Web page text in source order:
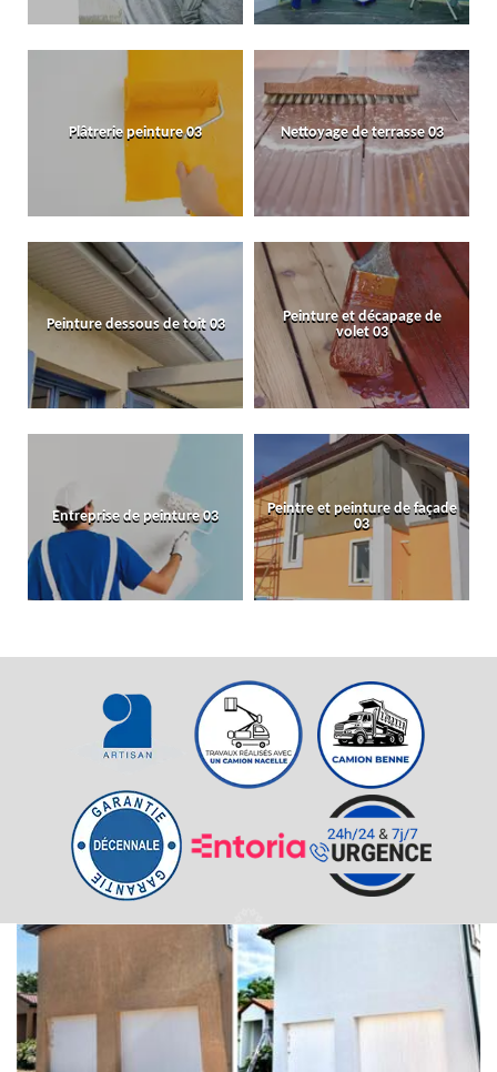
Plâtrerie peinture 03 Nettoyage de terrasse 03
Peinture dessous de toit 03
Peinture et décapage de
volet 03
Entreprise de peinture 03
Peintre et peinture de façade
03